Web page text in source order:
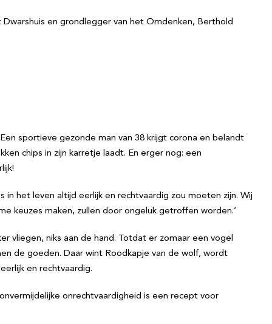
en grondlegger van het Omdenken, Berthold
sportieve gezonde man van 38 krijgt corona en belandt
chips in zijn karretje laadt. En erger nog: een
het leven altijd eerlijk en rechtvaardig zou moeten zijn. Wij
keuzes maken, zullen door ongeluk getroffen worden.’
vliegen, niks aan de hand. Totdat er zomaar een vogel
de goeden. Daar wint Roodkapje van de wolf, wordt
en rechtvaardig.
onrechtvaardigheid is een recept voor